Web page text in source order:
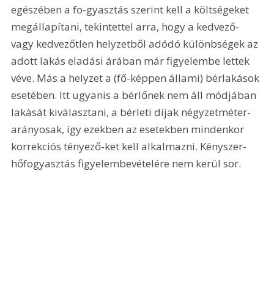
egészében a fo-gyasztás szerint kell a költségeket
megállapítani, tekintettel arra, hogy a kedvező-
vagy kedvezőtlen helyzetből adódó különbségek az
adott lakás eladási árában már figyelembe lettek
véve. Más a helyzet a (fő-képpen állami) bérlakások
esetében. Itt ugyanis a bérlőnek nem áll módjában
lakását kiválasztani, a bérleti díjak négyzetméter-
arányosak, így ezekben az esetekben mindenkor
korrekciós tényező-ket kell alkalmazni. Kényszer-
hőfogyasztás figyelembevételére nem kerül sor.